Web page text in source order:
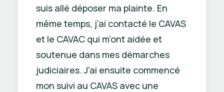
suis allé déposer ma plainte. En
même temps, j'ai contacté le CAVAS
et le CAVAC qui m'ont aidée et
soutenue dans mes démarches
judiciaires. J'ai ensuite commencé
mon suivi au CAVAS avec une